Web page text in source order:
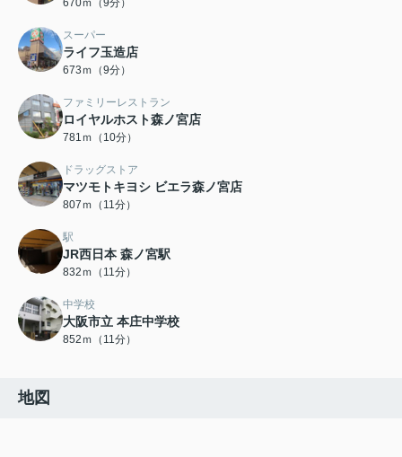
670ｍ（9分）
スーパー
ライフ玉造店
673ｍ（9分）
ファミリーレストラン
ロイヤルホスト森ノ宮店
781ｍ（10分）
ドラッグストア
マツモトキヨシ ビエラ森ノ宮店
807ｍ（11分）
駅
JR西日本 森ノ宮駅
832ｍ（11分）
中学校
大阪市立 本庄中学校
852ｍ（11分）
地図